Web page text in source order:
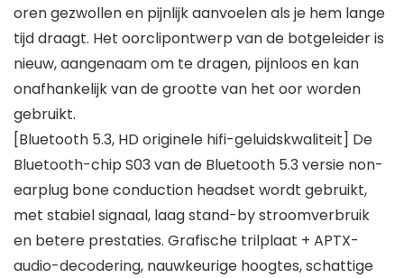
oren gezwollen en pijnlijk aanvoelen als je hem lange
tijd draagt. Het oorclipontwerp van de botgeleider is
nieuw, aangenaam om te dragen, pijnloos en kan
onafhankelijk van de grootte van het oor worden
gebruikt.
[Bluetooth 5.3, HD originele hifi-geluidskwaliteit] De
Bluetooth-chip S03 van de Bluetooth 5.3 versie non-
earplug bone conduction headset wordt gebruikt,
met stabiel signaal, laag stand-by stroomverbruik
en betere prestaties. Grafische trilplaat + APTX-
audio-decodering, nauwkeurige hoogtes, schattige